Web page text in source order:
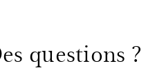
questions ?